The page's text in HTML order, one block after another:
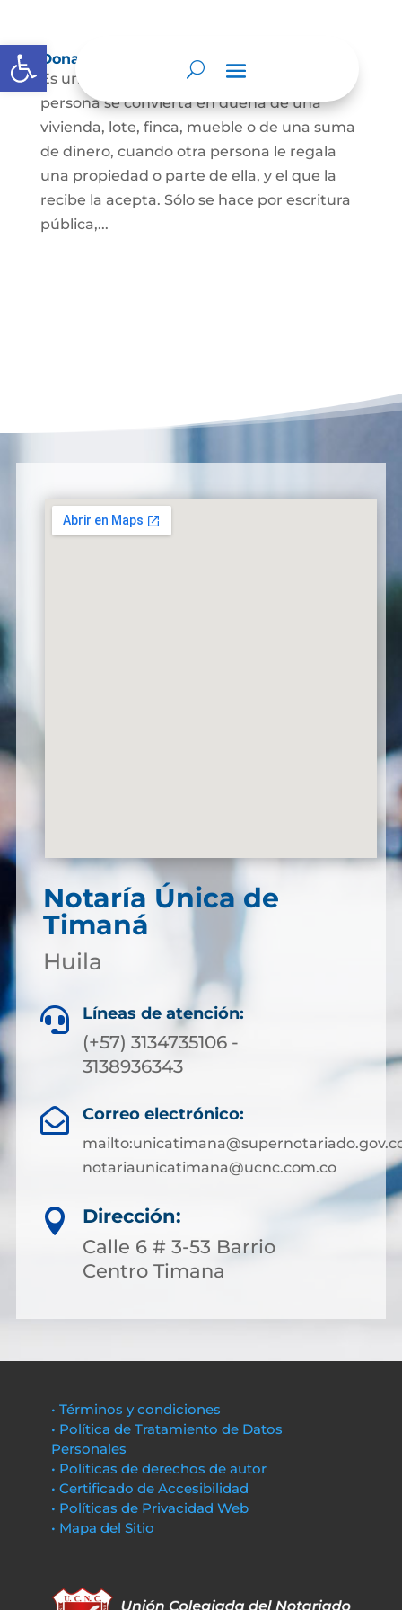
Abrir barra de herramientas
Donación
Es uno de los contratos cuyo fin es que una
persona se convierta en dueña de una
vivienda, lote, finca, mueble o de una suma
de dinero, cuando otra persona le regala
una propiedad o parte de ella, y el que la
recibe la acepta. Sólo se hace por escritura
pública,...
Notaría Única de
Timaná
Huila
 Líneas de atención:
(+57) 3134735106 -
3138936343
 Correo electrónico:
notariaunicatimana@ucnc.com.co

Dirección:
Calle 6 # 3-53 Barrio
Centro Timana
• Términos y condiciones
• Política de Tratamiento de Datos
Personales
• Políticas de derechos de autor
• Certificado de Accesibilidad
• Políticas de Privacidad Web
• Mapa del Sitio